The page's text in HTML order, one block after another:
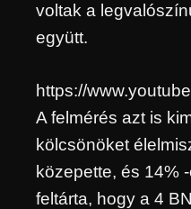
voltak a
együtt.
https://
A felmérés azt is
kölcsönöket
közepette, és 14%
feltárta, hogy a 4